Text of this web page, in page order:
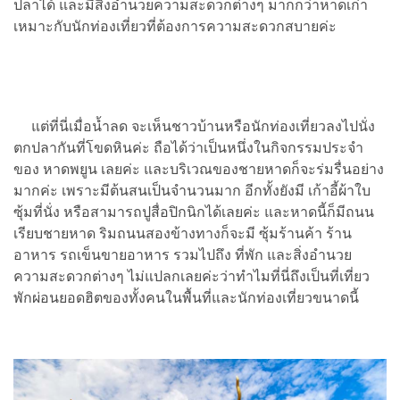
ปลาได้ และมีสิ่งอำนวยความสะดวกต่างๆ มากกว่าหาดเก่า
เหมาะกับนักท่องเที่ยวที่ต้องการความสะดวกสบายค่ะ
แต่ที่นี่เมื่อน้ำลด จะเห็นชาวบ้านหรือนักท่องเที่ยวลงไปนั่ง
ตกปลากันที่โขดหินค่ะ ถือได้ว่าเป็นหนึ่งในกิจกรรมประจำ
ของ หาดพยูน เลยค่ะ และบริเวณของชายหาดก็จะร่มรื่นอย่าง
มากค่ะ เพราะมีต้นสนเป็นจำนวนมาก อีกทั้งยังมี เก้าอี้ผ้าใบ
ซุ้มที่นั่ง หรือสามารถปูสื่อปิกนิกได้เลยค่ะ และหาดนี้ก็มีถนน
เรียบชายหาด ริมถนนสองข้างทางก็จะมี ซุ้มร้านค้า ร้าน
อาหาร รถเข็นขายอาหาร รวมไปถึง ที่พัก และสิ่งอำนวย
ความสะดวกต่างๆ ไม่แปลกเลยค่ะว่าทำไมที่นี่ถึงเป็นที่เที่ยว
พักผ่อนยอดฮิตของทั้งคนในพื้นที่และนักท่องเที่ยวขนาดนี้